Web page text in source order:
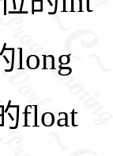
long
float